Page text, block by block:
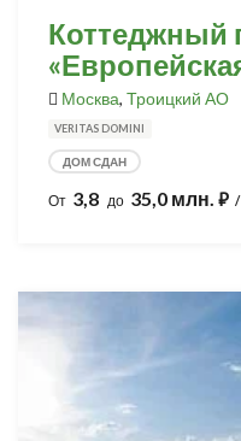
Коттеджный
Москва, Троицкий АО
VERITAS DOMINI
ДОМ СДАН
От 3,8 до 35,0 млн. ⃏